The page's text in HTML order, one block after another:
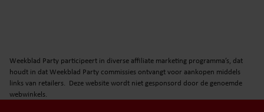
Weekblad Party participeert in diverse affiliate marketing programma’s, dat
houdt in dat Weekblad Party commissies ontvangt voor aankopen middels
links van retailers. Deze website wordt niet gesponsord door de genoemde
webwinkels.